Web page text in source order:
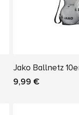
Jako Ballnetz
9,99 €